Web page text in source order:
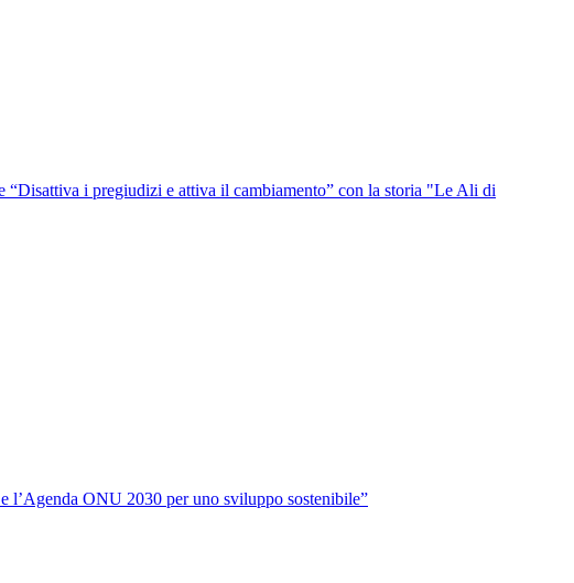
“Disattiva i pregiudizi e attiva il cambiamento” con la storia "Le Ali di
l’Agenda ONU 2030 per uno sviluppo sostenibile”